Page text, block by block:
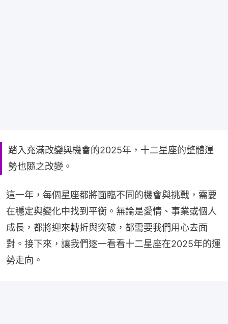
踏入充滿改變與機會的2025年，十二星座的整體運
勢也隨之改變。
這一年，每個星座都將面臨不同的機會與挑戰，需要
在穩定與變化中找到平衡。無論是愛情、事業或個人
成長，都將迎來轉折與突破，都需要我們用心去面
對。接下來，讓我們逐一看看十二星座在2025年的運
勢走向。